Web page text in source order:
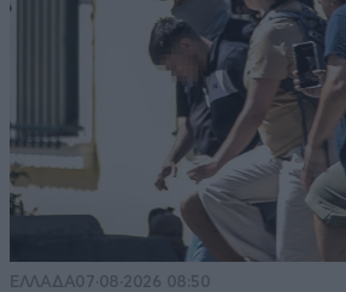
ΕΛΛΑΔΑ07·08·2026 08:50